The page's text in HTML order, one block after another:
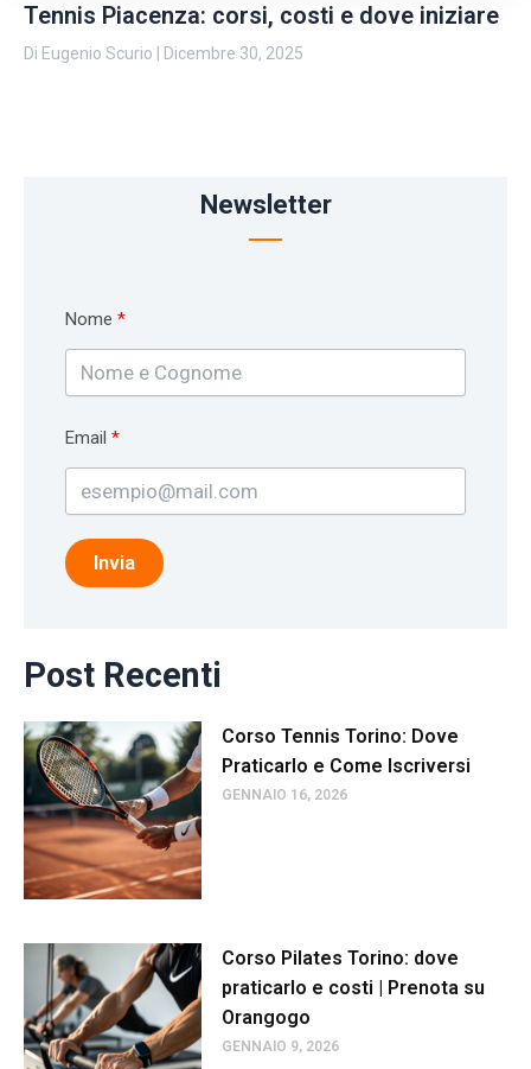
Tennis Piacenza: corsi, costi e dove iniziare
Di Eugenio Scurio Dicembre 30, 2025
Newsletter
Nome
Email
Invia
Post Recenti
Corso Tennis Torino: Dove
Praticarlo e Come Iscriversi
GENNAIO 16, 2026
Corso Pilates Torino: dove
praticarlo e costi | Prenota su
Orangogo
GENNAIO 9, 2026